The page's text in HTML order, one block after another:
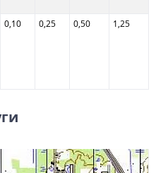
0,10 0,25 0,50 1,25